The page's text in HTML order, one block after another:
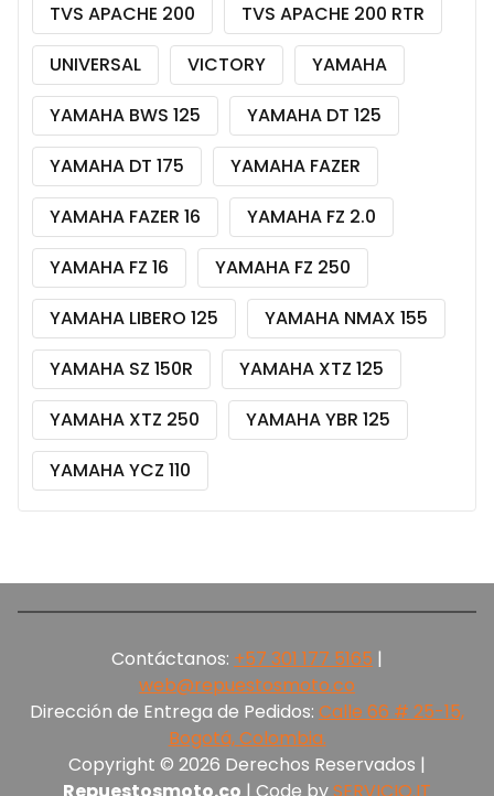
TVS APACHE 200
TVS APACHE 200 RTR
UNIVERSAL
VICTORY
YAMAHA
YAMAHA BWS 125
YAMAHA DT 125
YAMAHA DT 175
YAMAHA FAZER
YAMAHA FAZER 16
YAMAHA FZ 2.0
YAMAHA FZ 16
YAMAHA FZ 250
YAMAHA LIBERO 125
YAMAHA NMAX 155
YAMAHA SZ 150R
YAMAHA XTZ 125
YAMAHA XTZ 250
YAMAHA YBR 125
YAMAHA YCZ 110
Contáctanos: +57 301 177 5165‬ |
web@repuestosmoto.co
Dirección de Entrega de Pedidos: Calle 66 # 25-15,
Bogotá, Colombia.
Copyright © 2026 Derechos Reservados |